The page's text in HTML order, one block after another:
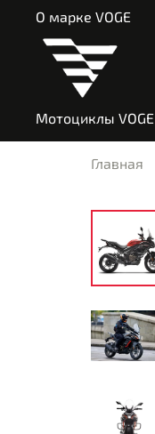
О марке VOGE
Мотоциклы VOGE
Главная